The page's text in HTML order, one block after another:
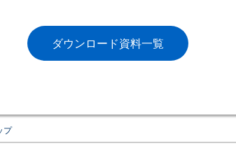
ダウンロード資料一覧
プ